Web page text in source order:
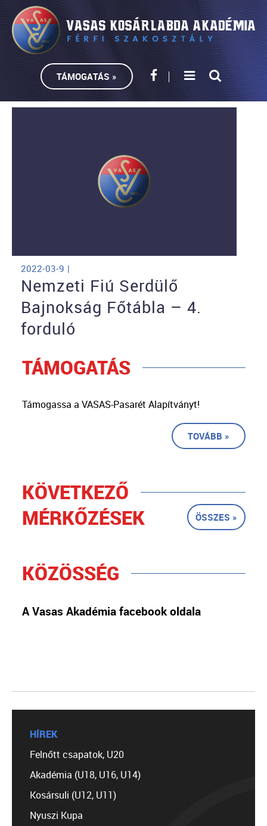
TÁMOGATÁS »
2022-03-9 |
Nemzeti Fiú Serdülő
Bajnokság Főtábla – 4.
forduló
TÁMOGATÁS
Támogassa a VASAS-Pasarét Alapítványt!
TOVÁBB »
KÖVETKEZŐ
MÉRKŐZÉSEK
ÖSSZES »
KÖZÖSSÉG
A Vasas Akadémia facebook oldala
HÍREK
Felnőtt csapatok, U20
Akadémia (U18, U16, U14)
Kosársuli (U12, U11)
Nyuszi Kupa